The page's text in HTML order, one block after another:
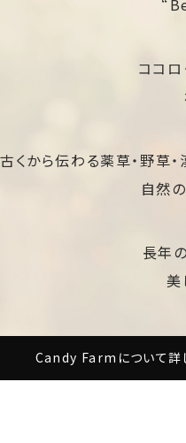
ココロ
古くから伝わる薬草・野草・
自然
長年
美
Candy Farmについて詳